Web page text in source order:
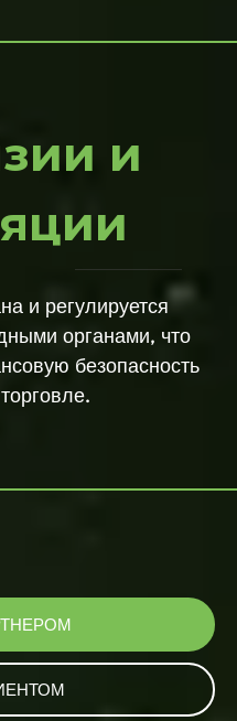
и
и регулируется
органами, что
безопасность